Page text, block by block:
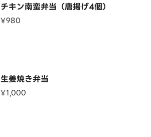
チキン南蛮弁当（唐揚げ4個）
¥980
生姜焼き弁当
¥1,000